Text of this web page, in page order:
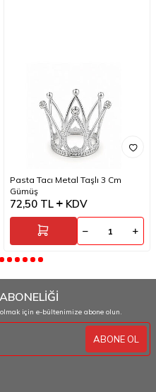
Pasta Tacı Metal Taşlı 3 Cm
Gümüş
72,50TL KDV
için e-bültenimize abone olun.
ABONE OL